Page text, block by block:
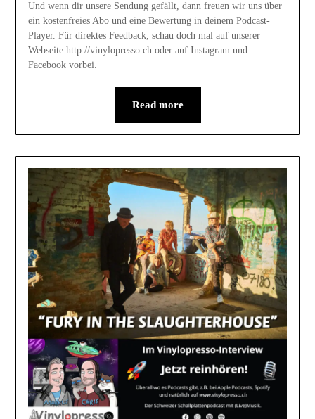
Und wenn dir unsere Sendung gefällt, dann freuen wir uns über
ein kostenfreies Abo und eine Bewertung in deinem Podcast-
Player. Für direktes Feedback, schau doch mal auf unserer
Webseite http://vinylopresso.ch oder auf Instagram und
Facebook vorbei.
Read more